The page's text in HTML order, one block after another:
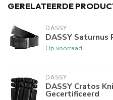
GERELATEERDE
DASSY
DASSY Saturnus
Op voorraad
DASSY
DASSY Cratos
Gecertificeerd